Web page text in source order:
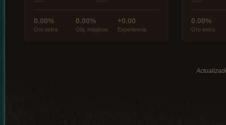
0.00%
Oro extra
0.00%
Obj. mágicos
+0.00
Experiencia
0.00%
Oro extra